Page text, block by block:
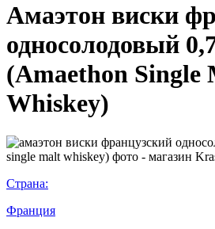
Амаэтон виски
односолодовый
(Amaethon Single
Whiskey)
Страна:
Франция